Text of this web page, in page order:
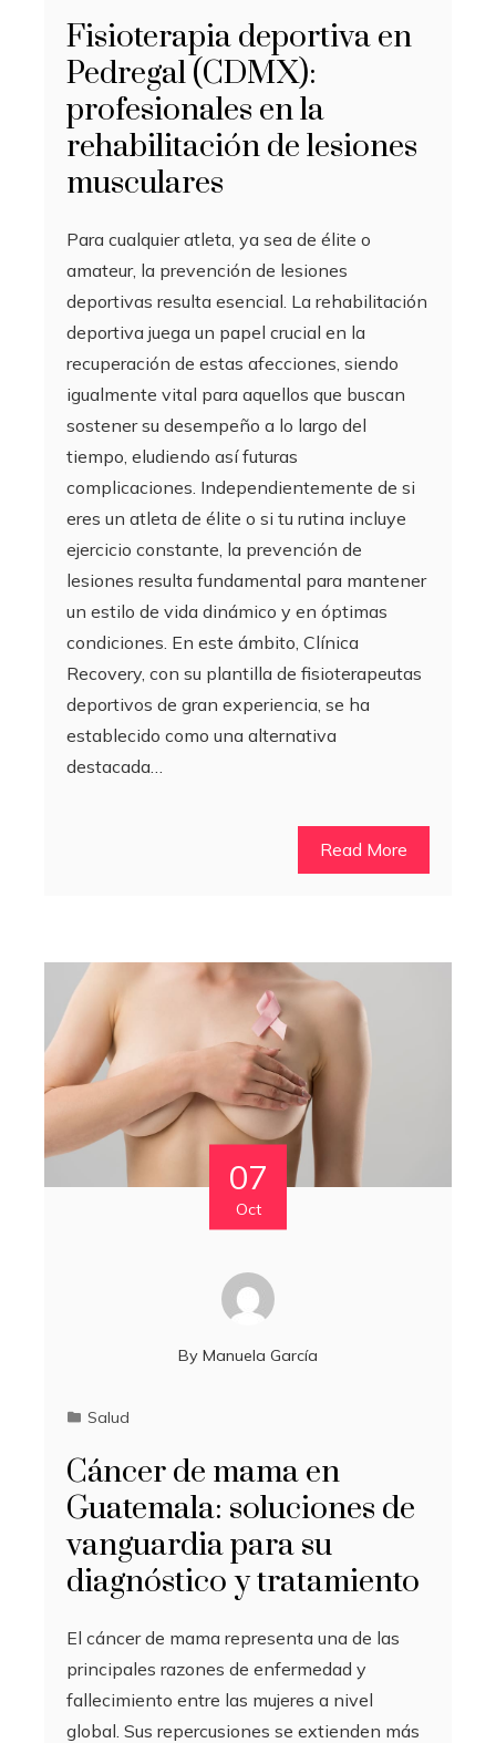
Fisioterapia deportiva en
Pedregal (CDMX):
profesionales en la
rehabilitación de lesiones
musculares
Para cualquier atleta, ya sea de élite o
amateur, la prevención de lesiones
deportivas resulta esencial. La rehabilitación
deportiva juega un papel crucial en la
recuperación de estas afecciones, siendo
igualmente vital para aquellos que buscan
sostener su desempeño a lo largo del
tiempo, eludiendo así futuras
complicaciones. Independientemente de si
eres un atleta de élite o si tu rutina incluye
ejercicio constante, la prevención de
lesiones resulta fundamental para mantener
un estilo de vida dinámico y en óptimas
condiciones. En este ámbito, Clínica
Recovery, con su plantilla de fisioterapeutas
deportivos de gran experiencia, se ha
establecido como una alternativa
destacada…
Read More
07
Oct
By Manuela García
Salud
Cáncer de mama en
Guatemala: soluciones de
vanguardia para su
diagnóstico y tratamiento
El cáncer de mama representa una de las
principales razones de enfermedad y
fallecimiento entre las mujeres a nivel
global. Sus repercusiones se extienden más